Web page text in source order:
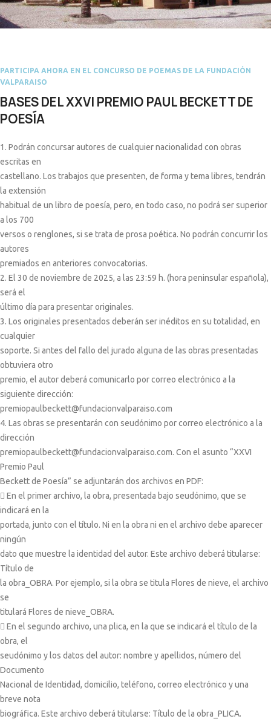
PARTICIPA AHORA EN EL CONCURSO DE POEMAS DE LA FUNDACIÓN
VALPARAISO
BASES DEL XXVI PREMIO PAUL BECKETT DE
POESÍA
1. Podrán concursar autores de cualquier nacionalidad con obras
escritas en
castellano. Los trabajos que presenten, de forma y tema libres, tendrán
la extensión
habitual de un libro de poesía, pero, en todo caso, no podrá ser superior
a los 700
versos o renglones, si se trata de prosa poética. No podrán concurrir los
autores
premiados en anteriores convocatorias.
2. El 30 de noviembre de 2025, a las 23:59 h. (hora peninsular española),
será el
último día para presentar originales.
3. Los originales presentados deberán ser inéditos en su totalidad, en
cualquier
soporte. Si antes del fallo del jurado alguna de las obras presentadas
obtuviera otro
premio, el autor deberá comunicarlo por correo electrónico a la
siguiente dirección:
premiopaulbeckett@fundacionvalparaiso.com
4. Las obras se presentarán con seudónimo por correo electrónico a la
dirección
premiopaulbeckett@fundacionvalparaiso.com. Con el asunto “XXVI
Premio Paul
Beckett de Poesía” se adjuntarán dos archivos en PDF:
 En el primer archivo, la obra, presentada bajo seudónimo, que se
indicará en la
portada, junto con el título. Ni en la obra ni en el archivo debe aparecer
ningún
dato que muestre la identidad del autor. Este archivo deberá titularse:
Título de
la obra_OBRA. Por ejemplo, si la obra se titula Flores de nieve, el archivo
se
titulará Flores de nieve_OBRA.
 En el segundo archivo, una plica, en la que se indicará el título de la
obra, el
seudónimo y los datos del autor: nombre y apellidos, número del
Documento
Nacional de Identidad, domicilio, teléfono, correo electrónico y una
breve nota
biográfica. Este archivo deberá titularse: Título de la obra_PLICA.